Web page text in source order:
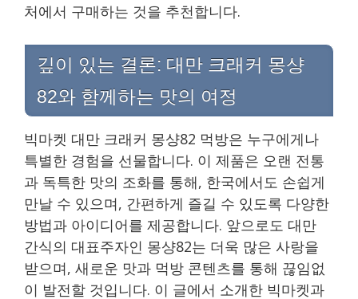
처에서 구매하는 것을 추천합니다.
깊이 있는 결론: 대만 크래커 몽샹
82와 함께하는 맛의 여정
빅마켓 대만 크래커 몽샹82 먹방은 누구에게나
특별한 경험을 선물합니다. 이 제품은 오랜 전통
과 독특한 맛의 조화를 통해, 한국에서도 손쉽게
만날 수 있으며, 간편하게 즐길 수 있도록 다양한
방법과 아이디어를 제공합니다. 앞으로도 대만
간식의 대표주자인 몽샹82는 더욱 많은 사랑을
받으며, 새로운 맛과 먹방 콘텐츠를 통해 끊임없
이 발전할 것입니다. 이 글에서 소개한 빅마켓과